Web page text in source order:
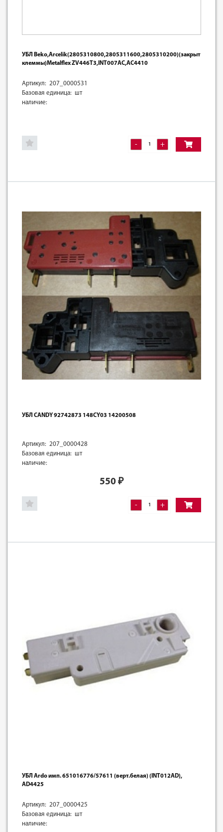
УБЛ Beko,Arcelik(2805310800,2805311600,2805310200)(закрыт
клеммы)Metalflex ZV446T3,INT007AC,AC4410
Артикул: 207_0000531
Базовая единица: шт
наличие:
- +
УБЛ CANDY 92742873 148CY03 14200508
Артикул: 207_0000428
Базовая единица: шт
наличие:
550 ₽
- +
УБЛ Ardo имп. 651016776/57611 (верт.белая) (INT012AD),
AD4425
Артикул: 207_0000425
Базовая единица: шт
наличие: